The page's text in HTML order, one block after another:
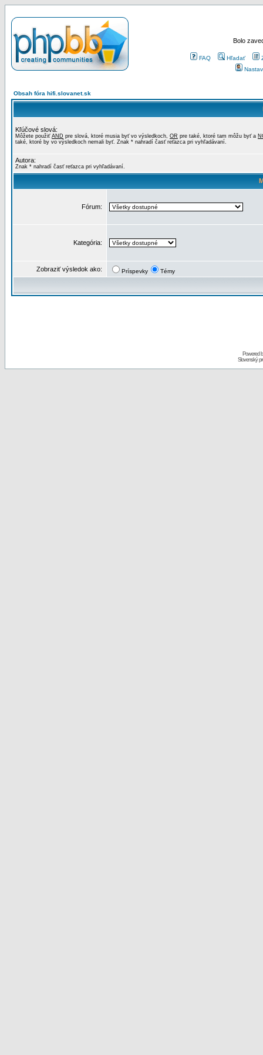
Bolo
FAQ Hľadať
Obsah fóra hifi.slovanet.sk
Kľúčové slová:
Môžete použiť AND pre slová, ktoré musia byť vo výsledkoch, OR pre také, ktoré tam môžu byť a
také, ktoré by vo výsledkoch nemali byť. Znak * nahradí časť reťazca pri vyhľadávaní.
Autora:
Znak * nahradí časť reťazca pri vyhľadávaní.
Fórum:
Kategória:
Zobraziť výsledok ako: Príspevky Témy
Powered
Slovenský